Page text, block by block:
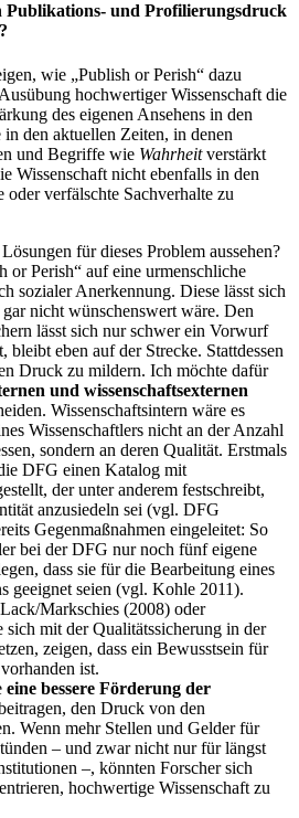
Publikations- und Profilierungsdruck
wie „Publish or Perish“ dazu
hochwertiger Wissenschaft die
des eigenen Ansehens in den
den aktuellen Zeiten, in denen
und Begriffe wie Wahrheitverstärkt
Wissenschaft nicht ebenfalls in den
verfälschte Sachverhalte zu
für dieses Problem aussehen?
or Perish“ auf eine urmenschliche
sozialer Anerkennung. Diese lässt sich
nicht wünschenswert wäre. Den
lässt sich nur schwer ein Vorwurf
bleibt eben auf der Strecke. Stattdessen
Druck zu mildern. Ich möchte dafür
und wissenschaft­sexternen
Wissenschaftsintern wäre es
Wissen­schaftlers nicht an der Anzahl
son­dern an deren Qualität. Erstmals
DFG einen Katalog mit
der unter anderem festschreibt,
anzu­siedeln sei (vgl. DFG
Gegenmaß­nahmen ein­geleitet: So
bei der DFG nur noch fünf eigene
dass sie für die Bearbeitung eines
ge­eignet seien (vgl. Kohle 2011).
Markschies (2008) oder
mit der Qualitäts­sicherung in der
zei­gen, dass ein Bewusstsein für
ist.
eine bessere Förderung der
den Druck von den
Wenn mehr Stellen und Gelder für
– und zwar nicht nur für längst
–, könnten Forscher sich
hochwertige Wissenschaft zu